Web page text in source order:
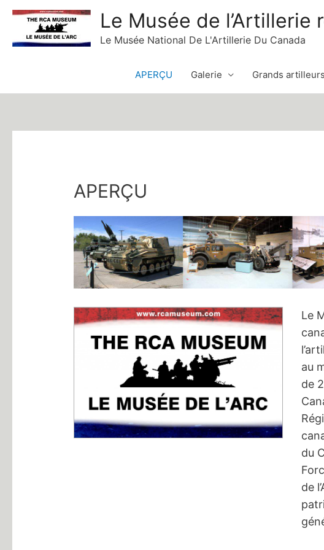
Skip
content
Le Musée de l’Artillerie
Le Musée National De L'Artillerie Du Canada
APERÇU Galerie Grands artilleurs
APERÇU
Le
au
de
du
de